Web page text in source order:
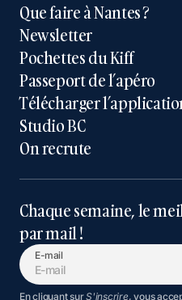
Que faire à Nantes ?
Newsletter
Pochettes du Kiff
Passeport de l’apéro
Télécharger
Studio BC
On recrute
Chaque semaine, le
par mail !
E-mail
En cliquant surS'inscrire, vous